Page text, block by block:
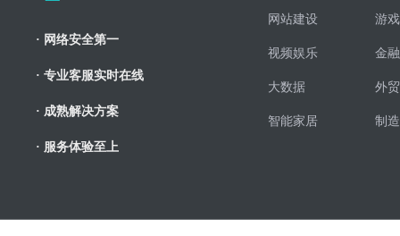
· 网络安全第一
· 专业客服实时在线
· 成熟解决方案
· 服务体验至上
网站建设 游
视频娱乐 金
大数据 外
智能家居 制